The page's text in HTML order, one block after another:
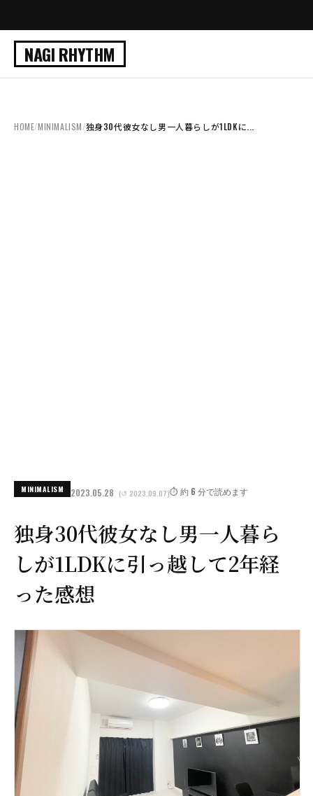
NAGI RHYTHM
HOME/MINIMALISM/独身30代彼女なし男一人暮らしが1LDKに...
MINIMALISM 2023.05.28 (↺ 2023.09.07)⏱️ 約 6 分で読めます
独身30代彼女なし男一人暮ら
しが1LDKに引っ越して2年経
った感想